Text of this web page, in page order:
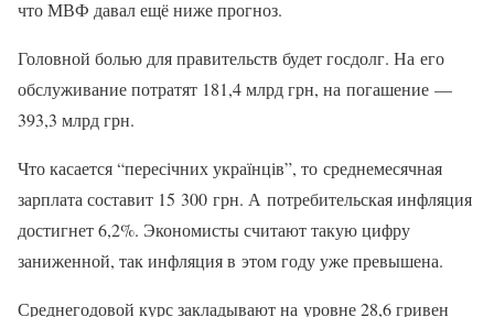
что МВФ давал ещё ниже прогноз.
Головной болью для правительств будет госдолг. На его
обслуживание потратят 181,4 млрд грн, на погашение —
393,3 млрд грн.
Что касается “пересічних українців”, то среднемесячная
зарплата составит 15 300 грн. А потребительская инфляция
достигнет 6,2%. Экономисты считают такую цифру
заниженной, так инфляция в этом году уже превышена.
Среднегодовой курс закладывают на уровне 28,6 гривен